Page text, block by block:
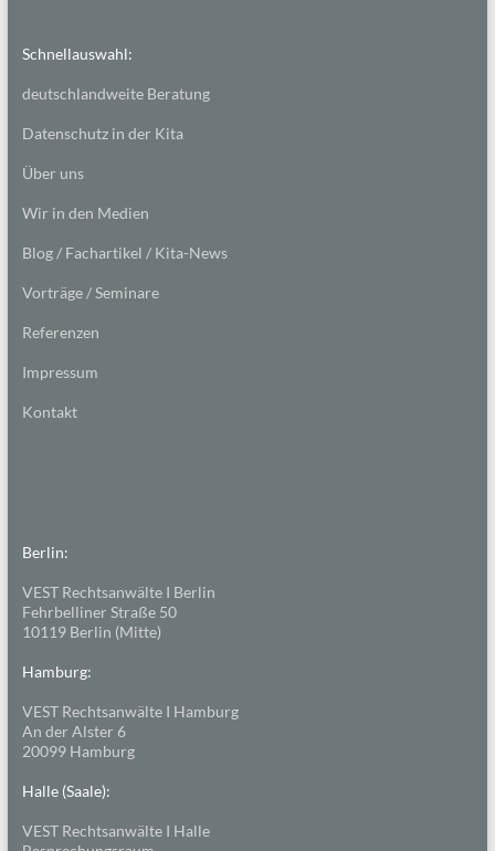
Schnellauswahl:
deutschlandweite Beratung
Datenschutz in der Kita
Über uns
Wir in den Medien
Blog / Fachartikel / Kita-News
Vorträge / Seminare
Referenzen
Impressum
Kontakt
Berlin:
VEST Rechtsanwälte I Berlin
Fehrbelliner Straße 50
10119 Berlin (Mitte)
Hamburg:
VEST Rechtsanwälte I Hamburg
An der Alster 6
20099 Hamburg
Halle (Saale):
VEST Rechtsanwälte I Halle